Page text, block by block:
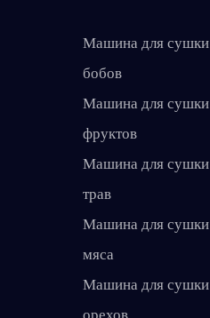
Машина для сушки
бобов
Машина для сушки
фруктов
Машина для сушки
трав
Машина для сушки
мяса
Машина для сушки